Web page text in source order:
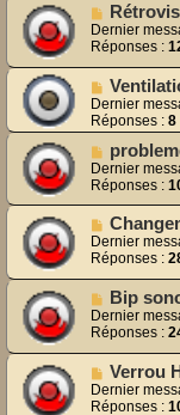
Dernier
Réponses :
Dernier
Réponses : 8
Dernier
Réponses :
Dernier
Réponses :
Bip
Dernier
Réponses :
Verrou
Dernier
Réponses :